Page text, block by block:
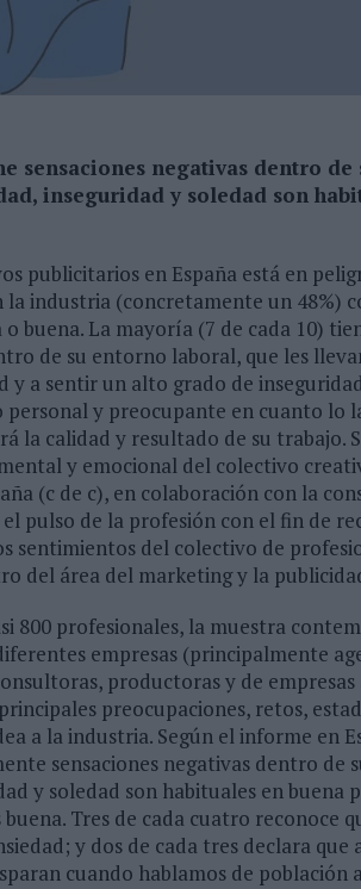
DE CHEIL SPAIN PARA SAMSUNG ELECTRONICS IBERIA
SPIRIT
sensaciones negativas dentro de
inseguridad y soledad son
publicitarios en España está en
industria (concretamente un 48%)
buena. La mayoría (7 de cada 10)
de su entorno laboral, que les
y a sentir un alto grado de
y preocupante en cuanto lo
la calidad y resultado de su trabajo.
y emocional del colectivo
(c de c), en colaboración con la
pulso de la profesión con el fin de
sentimientos del colectivo de
del área del marketing y la
800 profesionales, la muestra
empresas (principalmente
productoras y de
preocupaciones, retos,
a la industria. Según el informe en
sensaciones negativas dentro de
y soledad son habituales en buena
Tres de cada cuatro reconoce
y dos de cada tres declara que
cuando hablamos de población